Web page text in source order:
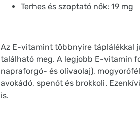
Terhes és szoptató nők: 19 mg
Az E-vitamint többnyire táplálékkal
található meg. A legjobb E-vitamin
napraforgó- és olívaolaj),
avokádó, spenót és brokkoli.
is.